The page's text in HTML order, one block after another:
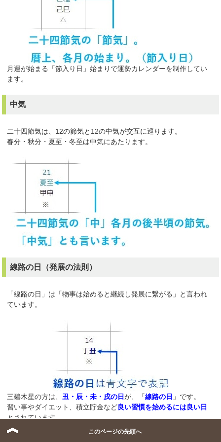
月運が始まる「節入り日」始まりで運勢カレンダーを制作してい
ます。
中気
二十四節気は、12の節気と12の中気が交互に巡ります。
春分・秋分・夏至・冬至は中気にあたります。
線路の日（発展の法則）
「線路の日」は「物事は始めると継続し発展に繋がる」と言われ
ています。
三碧木星の方は、 丑・辰・未・戌の日が、「線路の日 」です。
習い事やダイエット、積立貯金など良い習慣を始めるには良い日
とされています。
このページの先頭へ